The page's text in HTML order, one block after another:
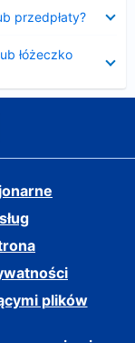
przedpłaty?
łóżeczko
plików